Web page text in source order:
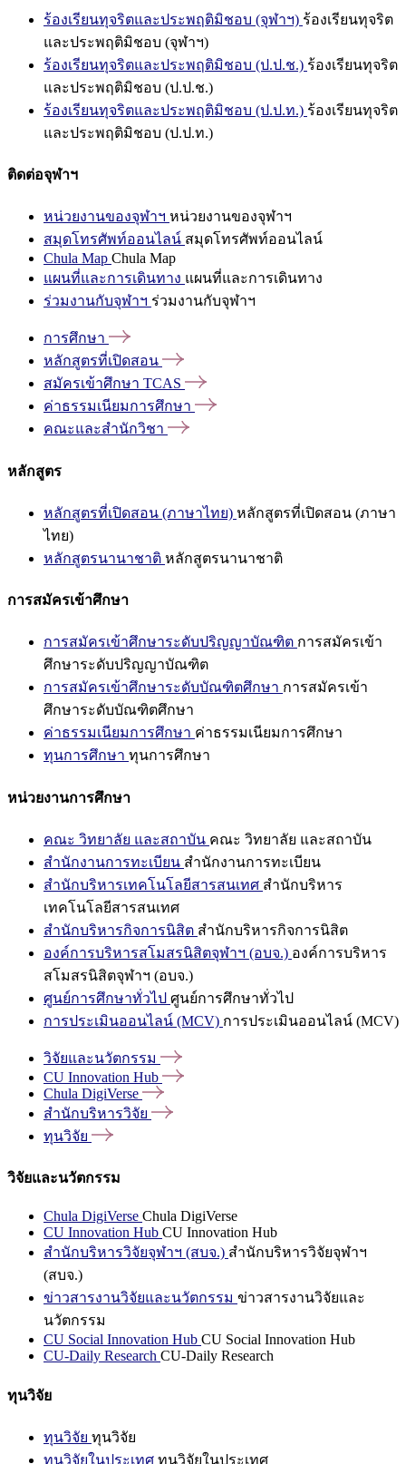
ร้องเรียนทุจริตและประพฤติมิชอบ (จุฬาฯ) ร้องเรียนทุจริต
และประพฤติมิชอบ (จุฬาฯ)
ร้องเรียนทุจริตและประพฤติมิชอบ (ป.ป.ช.) ร้องเรียนทุจริต
และประพฤติมิชอบ (ป.ป.ช.)
ร้องเรียนทุจริตและประพฤติมิชอบ (ป.ป.ท.) ร้องเรียนทุจริต
และประพฤติมิชอบ (ป.ป.ท.)
ติดต่อจุฬาฯ
หน่วยงานของจุฬาฯ หน่วยงานของจุฬาฯ
สมุดโทรศัพท์ออนไลน์ สมุดโทรศัพท์ออนไลน์
Chula Map Chula Map
แผนที่และการเดินทาง แผนที่และการเดินทาง
ร่วมงานกับจุฬาฯ ร่วมงานกับจุฬาฯ
การศึกษา
หลักสูตรที่เปิดสอน
สมัครเข้าศึกษา TCAS
ค่าธรรมเนียมการศึกษา
คณะและสำนักวิชา
หลักสูตร
หลักสูตรที่เปิดสอน (ภาษาไทย) หลักสูตรที่เปิดสอน (ภาษา
ไทย)
หลักสูตรนานาชาติ หลักสูตรนานาชาติ
การสมัครเข้าศึกษา
การสมัครเข้าศึกษาระดับปริญญาบัณฑิต การสมัครเข้า
ศึกษาระดับปริญญาบัณฑิต
การสมัครเข้าศึกษาระดับบัณฑิตศึกษา การสมัครเข้า
ศึกษาระดับบัณฑิตศึกษา
ค่าธรรมเนียมการศึกษา ค่าธรรมเนียมการศึกษา
ทุนการศึกษา ทุนการศึกษา
หน่วยงานการศึกษา
คณะ วิทยาลัย และสถาบัน คณะ วิทยาลัย และสถาบัน
สำนักงานการทะเบียน สำนักงานการทะเบียน
สำนักบริหารเทคโนโลยีสารสนเทศ สำนักบริหาร
เทคโนโลยีสารสนเทศ
สำนักบริหารกิจการนิสิต สำนักบริหารกิจการนิสิต
องค์การบริหารสโมสรนิสิตจุฬาฯ (อบจ.) องค์การบริหาร
สโมสรนิสิตจุฬาฯ (อบจ.)
ศูนย์การศึกษาทั่วไป ศูนย์การศึกษาทั่วไป
การประเมินออนไลน์ (MCV) การประเมินออนไลน์ (MCV)
วิจัยและนวัตกรรม
CU Innovation Hub
Chula DigiVerse
สำนักบริหารวิจัย
ทุนวิจัย
วิจัยและนวัตกรรม
Chula DigiVerse Chula DigiVerse
CU Innovation Hub CU Innovation Hub
สำนักบริหารวิจัยจุฬาฯ (สบจ.) สำนักบริหารวิจัยจุฬาฯ
(สบจ.)
ข่าวสารงานวิจัยและนวัตกรรม ข่าวสารงานวิจัยและ
นวัตกรรม
CU Social Innovation Hub CU Social Innovation Hub
CU-Daily Research CU-Daily Research
ทุนวิจัย
ทุนวิจัย ทุนวิจัย
ทุนวิจัยในประเทศ ทุนวิจัยในประเทศ